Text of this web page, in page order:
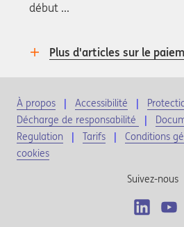
début ...
Plus d'articles sur le
À propos Accessibilité
Décharge de responsabilité
Regulation
Tarifs Conditions
cookies
Suivez-nous